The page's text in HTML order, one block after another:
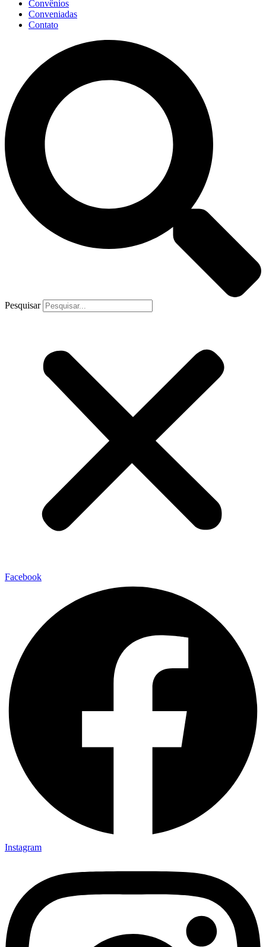
Convênios
Conveniadas
Contato
Pesquisar
Facebook
Instagram